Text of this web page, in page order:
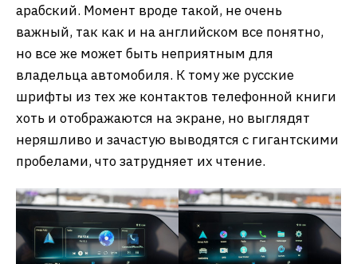
арабский. Момент вроде такой, не очень
важный, так как и на английском все понятно,
но все же может быть неприятным для
владельца автомобиля. К тому же русские
шрифты из тех же контактов телефонной книги
хоть и отображаются на экране, но выглядят
неряшливо и зачастую выводятся с гигантскими
пробелами, что затрудняет их чтение.